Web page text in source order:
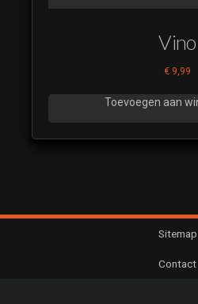
Vino
€ 9,99
Toevoegen aan
Sitemap
Contact